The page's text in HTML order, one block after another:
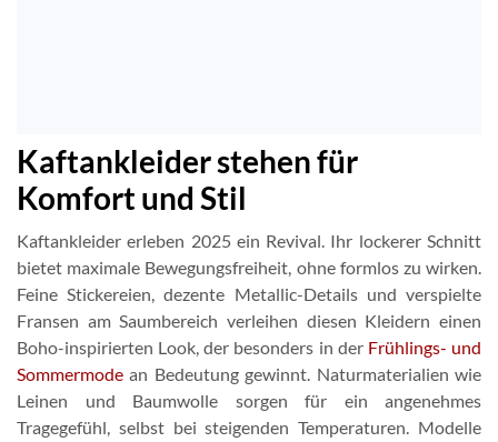
Kaftankleider stehen für
Komfort und Stil
Kaftankleider erleben 2025 ein Revival. Ihr lockerer Schnitt
bietet maximale Bewegungsfreiheit, ohne formlos zu wirken.
Feine Stickereien, dezente Metallic-Details und verspielte
Fransen am Saumbereich verleihen diesen Kleidern einen
Boho-inspirierten Look, der besonders in der Frühlings- und
Sommermode an Bedeutung gewinnt. Naturmaterialien wie
Leinen und Baumwolle sorgen für ein angenehmes
Tragegefühl, selbst bei steigenden Temperaturen. Modelle